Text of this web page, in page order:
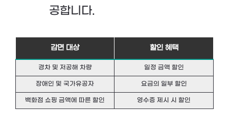
공합니다.
감면 대상 할인 혜택
경차 및 저공해 차량 일정 금액 할인
장애인 및 국가유공자 요금의 일부 할인
백화점 쇼핑 금액에 따른 할인 영수증 제시 시 할인